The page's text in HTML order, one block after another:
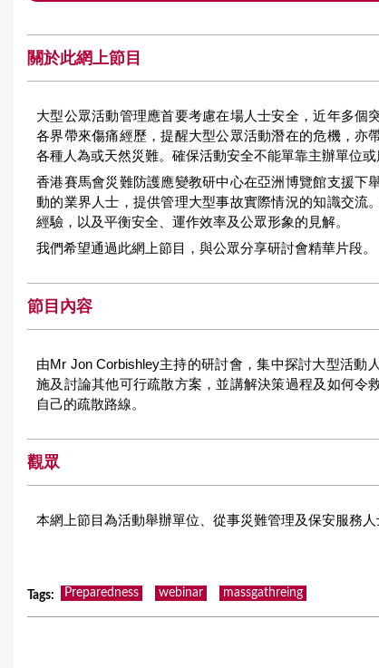
關於此網上節目
大型公眾活動管理應首要考慮在場人士安全，近年多個
各界帶來傷痛經歷，提醒大型公眾活動潛在的危機，亦
各種人為或天然災難。確保活動安全不能單靠主辦單位
香港賽馬會災難防護應變教研中心在亞洲博覽館支援下
動的業界人士，提供管理大型事故實際情況的知識交流
經驗，以及平衡安全、運作效率及公眾形象的見解。
我們希望通過此網上節目，與公眾分享研討會精華片段。
節目內容
由Mr Jon Corbishley主持的研討會，集中探討大型活
施及討論其他可行疏散方案，並講解決策過程及如何令
自己的疏散路線。
觀眾
本網上節目為活動舉辦單位、從事災難管理及保安服務
Tags: Preparedness webinar massgathreing